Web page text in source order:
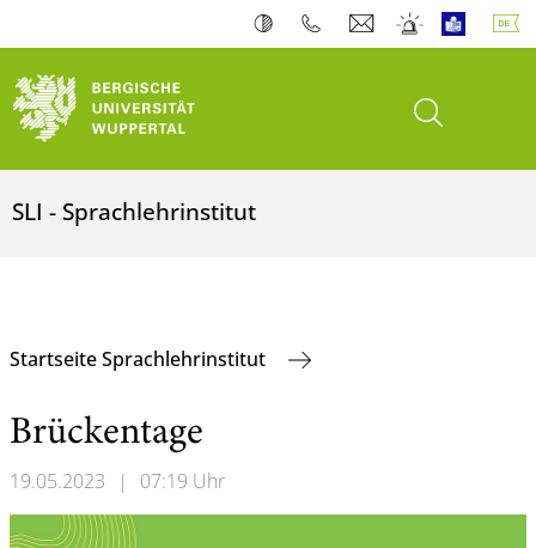
Suche öffnen
SLI - Sprachlehrinstitut
Startseite Sprachlehrinstitut
Brückentage
19.05.2023 | 07:19 Uhr